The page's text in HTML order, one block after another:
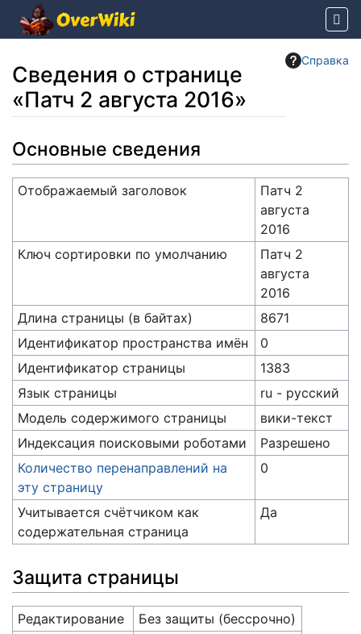
Справка
Сведения о странице
«Патч 2 августа 2016»
Перейти к:
Основные сведения
Отображаемый заголовок
Патч 2
августа
2016
Ключ сортировки по умолчанию
Патч 2
августа
2016
Длина страницы (в байтах)
8671
Идентификатор пространства имён
0
Идентификатор страницы
1383
Язык страницы
ru - русский
Модель содержимого страницы
вики-текст
Индексация поисковыми роботами
Разрешено
Количество перенаправлений на
эту страницу
0
Учитывается счётчиком как
содержательная страница
Да
Защита страницы
Редактирование
Без защиты (бессрочно)